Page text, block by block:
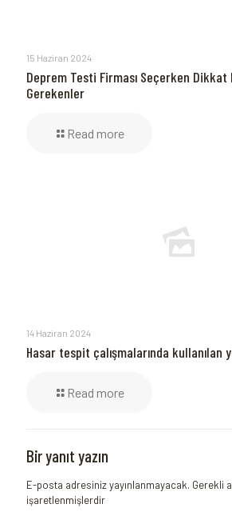
15 Haziran 2024
Deprem Testi Firması Seçerken Dikkat
Gerekenler
Read more
14 Haziran 2024
Hasar tespit çalışmalarında kullanılan
Read more
Bir yanıt yazın
E-posta adresiniz yayınlanmayacak. Gerekli
işaretlenmişlerdir